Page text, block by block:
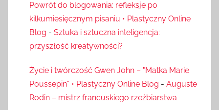
Powrót do blogowania: refleksje po
kilkumiesięcznym pisaniu • Plastyczny Online
Blog - Sztuka i sztuczna inteligencja:
przyszłość kreatywności?
Życie i twórczość Gwen John – "Matka Marie
Poussepin" • Plastyczny Online Blog - Auguste
Rodin – mistrz francuskiego rzeźbiarstwa